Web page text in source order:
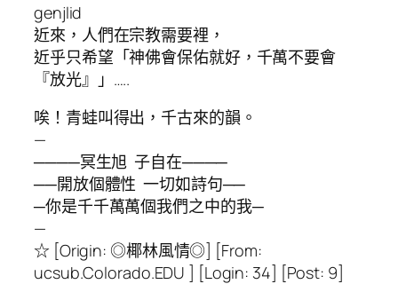
genjlid
近來，人們在宗教需要裡，
近乎只希望「神佛會保佑就好，千萬不要會
『放光』」…..
唉！青蛙叫得出，千古來的韻。
—
────冥生旭 子自在────
──開放個體性 一切如詩句──
─你是千千萬萬個我們之中的我─
—
☆ [Origin: ◎椰林風情◎] [From:
ucsub.Colorado.EDU ] [Login: 34] [Post: 9]